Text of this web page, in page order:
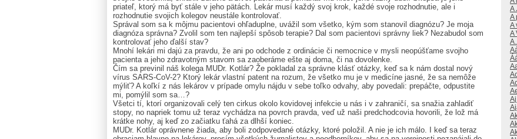
priateľ, ktorý má byť stále v jeho pätách. Lekár musí každý svoj krok, každé svoje rozhodnutie, ale i
rozhodnutie svojich kolegov neustále kontrolovať.
Správal som sa k môjmu pacientovi ohľaduplne, uvážil som všetko, kým som stanovil diagnózu? Je moja
diagnóza správna? Zvolil som ten najlepší spôsob terapie? Dal som pacientovi správny liek? Nezabudol som
kontrolovať jeho ďalší stav?
Mnohí lekári mi dajú za pravdu, že ani po odchode z ordinácie či nemocnice v mysli neopúšťame svojho
pacienta a jeho zdravotným stavom sa zaoberáme ešte aj doma, či na dovolenke.
Čím sa previnil náš kolega MUDr. Kotlár? Že pokladal za správne klásť otázky, keď sa k nám dostal nový
vírus SARS-CoV-2? Ktorý lekár vlastní patent na rozum, že všetko mu je v medicíne jasné, že sa nemôže
mýliť? A koľkí z nás lekárov v prípade omylu nájdu v sebe toľko odvahy, aby povedali: prepáčte, odpustite
mi, pomýlil som sa…?
Všetci tí, ktorí organizovali celý ten cirkus okolo kovidovej infekcie u nás i v zahraničí, sa snažia zahladiť
stopy, no napriek tomu už teraz vychádza na povrch pravda, veď už naši predchodcovia hovorili, že lož má
krátke nohy, aj keď zo začiatku ťahá za dlhší koniec.
MUDr. Kotlár oprávnene žiada, aby boli zodpovedané otázky, ktoré položil. A nie je ich málo. I keď sa teraz
A
A
A
A